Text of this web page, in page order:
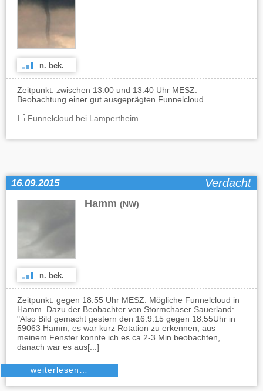
n. bek.
Zeitpunkt: zwischen 13:00 und 13:40 Uhr MESZ.
Beobachtung einer gut ausgeprägten Funnelcloud.
Funnelcloud bei Lampertheim
16.09.2015 Verdacht
Hamm (NW)
n. bek.
Zeitpunkt: gegen 18:55 Uhr MESZ. Mögliche Funnelcloud in
Hamm. Dazu der Beobachter von Stormchaser Sauerland:
"Also Bild gemacht gestern den 16.9.15 gegen 18:55Uhr in
59063 Hamm, es war kurz Rotation zu erkennen, aus
meinem Fenster konnte ich es ca 2-3 Min beobachten,
danach war es aus[...]
weiterlesen…